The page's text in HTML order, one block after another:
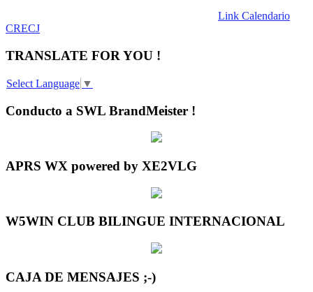
Link Calendario
CRECJ
TRANSLATE FOR YOU !
Select Language ▼
Conducto a SWL BrandMeister !
APRS WX powered by XE2VLG
W5WIN CLUB BILINGUE INTERNACIONAL
CAJA DE MENSAJES ;-)